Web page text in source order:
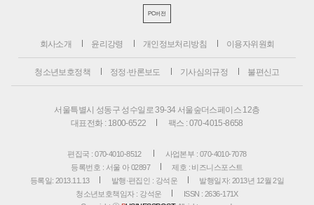
PC버전
회사소개 윤리강령 개인정보처리방침 이용자위원회
청소년보호정책 정정·반론보도 기사심의규정 불편신고
서울특별시 성동구 성수일로 39-34 서울숲더스페이스 12층
대표전화 : 1800-6522
팩스 : 070-4015-8658
편집국 : 070-4010-8512
사업본부 : 070-4010-7078
등록번호 : 서울 아 02897
제호 : 비즈니스포스트
등록일: 2013.11.13
발행·편집인 : 강석운
발행일자: 2013년 12월 2일
청소년보호책임자 : 강석운
ISSN : 2636-171X